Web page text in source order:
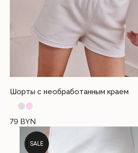
Шорты с необработанным краем
⬤⬤
79 BYN
SALE